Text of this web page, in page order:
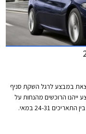
במבצע לרגל השקת סניף
הרוכשים מהנחות על
24-31 במאי.